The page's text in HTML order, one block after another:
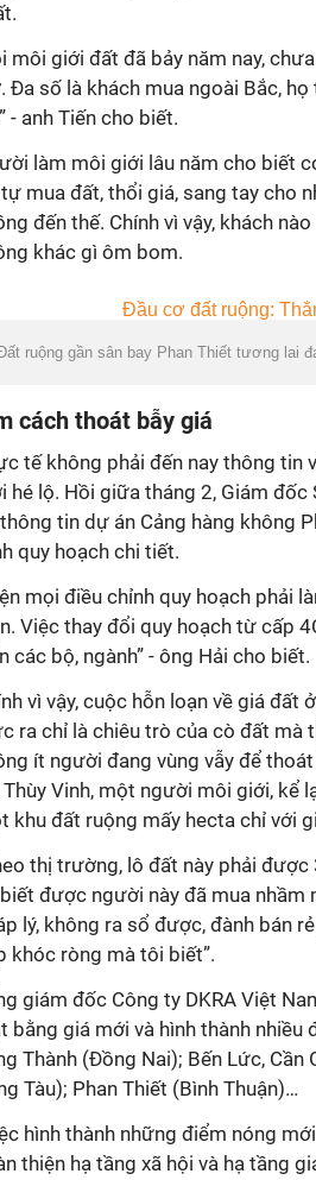
môi giới đất đã bảy năm nay,
Đa số là khách mua ngoài Bắc,
- anh Tiến cho biết.
làm môi giới lâu năm cho biết
mua đất, thổi giá, sang tay cho
đến thế. Chính vì vậy, khách
khác gì ôm bom.
ruộng gần sân bay Phan Thiết tương lai
cách thoát bẫy giá
tế không phải đến nay thông tin
hé lộ. Hồi giữa tháng 2, Giám đốc
tin dự án Cảng hàng không
quy hoạch chi tiết.
mọi điều chỉnh quy hoạch phải
Việc thay đổi quy hoạch từ cấp
các bộ, ngành” - ông Hải cho biết.
vì vậy, cuộc hỗn loạn về giá
ra chỉ là chiêu trò của cò đất mà
ít người đang vùng vẫy để
Vinh, một người môi giới, kể
khu đất ruộng mấy hecta chỉ với
thị trường, lô đất này phải
được người này đã mua nhầm
lý, không ra sổ được, đành bán
khóc ròng mà tôi biết”.
giám đốc Công ty DKRA Việt
bằng giá mới và hình thành nhiều
Thành (Đồng Nai); Bến Lức, Cần
Tàu); Phan Thiết (Bình Thuận)…
hình thành những điểm nóng
thiện hạ tầng xã hội và hạ tầng